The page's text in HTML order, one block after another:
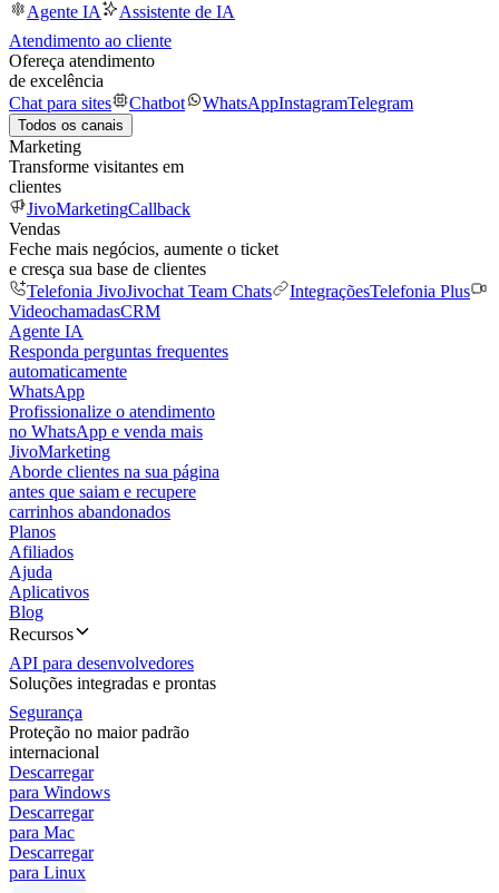
Agente IA
Assistente de IA
Atendimento ao cliente
Ofereça atendimento
de excelência
Chat para sites
Chatbot WhatsAppInstagramTelegram
Todos os canais
Marketing
Transforme visitantes em
clientes
JivoMarketingCallback
Vendas
Feche mais negócios, aumente o ticket
e cresça sua base de clientes
Telefonia JivoJivochat Team Chats IntegraçõesTelefonia Plus
VideochamadasCRM
Agente IA
Responda perguntas frequentes
automaticamente
WhatsApp
Profissionalize o atendimento
no WhatsApp e venda mais
JivoMarketing
Aborde clientes na sua página
antes que saiam e recupere
carrinhos abandonados
Planos
Afiliados
Ajuda
Aplicativos
Blog
Recursos
API para desenvolvedores
Soluções integradas e prontas
Segurança
Proteção no maior padrão
internacional
Descarregar
para Windows
Descarregar
para Mac
Descarregar
para Linux